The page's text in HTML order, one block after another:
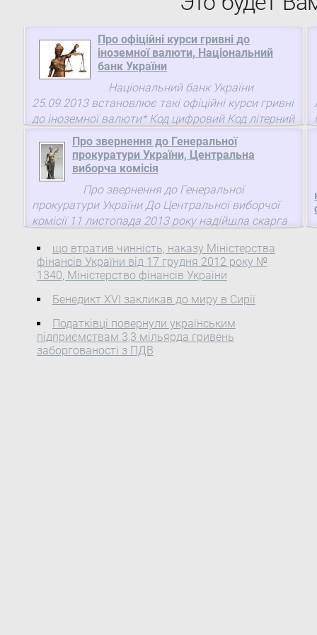
Про офіційні курси гривні до
іноземної валюти, Національний
банк України
Національний банк України
25.09.2013 встановлює такі офіційні курси гривні
до іноземної валюти* Код цифровий Код літерний
Кількість одиниць Назва валюти Офіційний курс
Про звернення до Генеральної
прокуратури України, Центральна
виборча комісія
Про звернення до Генеральної
прокуратури України До Центральної виборчої
комісії 11 листопада 2013 року надійшла скарга
одномандатному виборчому окрузі № 132 Найди
Олега Володимировича, а 13 листопада 2013
року — доповнення до скарги на дії кандидата у
народні депутати України в цьому ж окрузі
Центральної виборчої комісії.
що втратив чинність, наказу Міністерства
фінансів України від 17 грудня 2012 року №
1340, Міністерство фінансів України
Бенедикт XVI закликав до миру в Сирії
Податківці повернули українським
підприємствам 3,3 мільярда гривень
заборгованості з ПДВ